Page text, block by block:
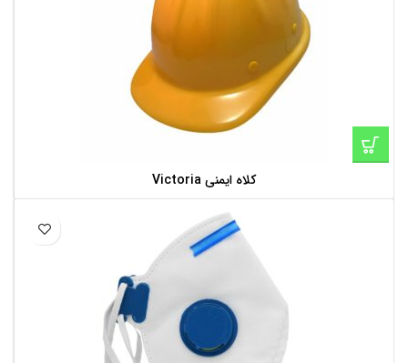
کلاه ایمنی Victoria